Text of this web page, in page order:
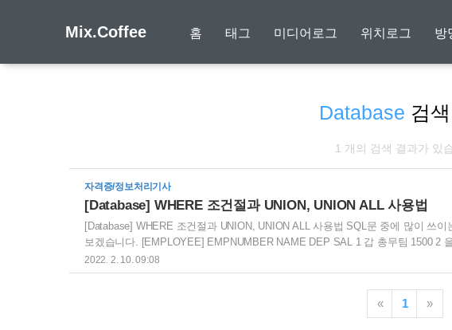
Mix.Coffee 홈 태그 미디어로그 위치로그 방
Database 검
1 개의 검색 결과가 있
자격증/정보처리기사
[Database] WHERE 조건절과 UNION, UNION ALL 사용법
[Database] WHERE 조건절과 UNION, UNION ALL 사용법 SQL문 중에 많이 쓰
보겠습니다. [EMPLOYEE] EMPNUMBER NAME DEP SAL 1 갑 총무팀 1500 2
SELECT * FROM EMPLOYEE WHERE SAL >= 2000 UNION ALL SELECT *
에서 위 쿼리문을 실행했을 때 어떤 결과가 도출되는지 확인해 보겠습니다. ①
2022. 2. 10. 09:08
« 1 »